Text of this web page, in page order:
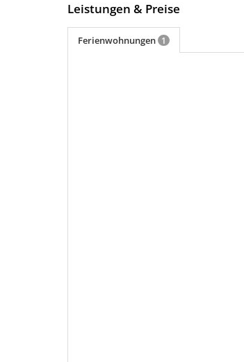
Leistungen & Preise
Ferienwohnungen 1